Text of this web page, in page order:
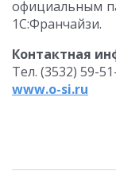
официальным
1С:Франчайзи.
Контактная
Тел. (3532) 59-
www.o-si.ru